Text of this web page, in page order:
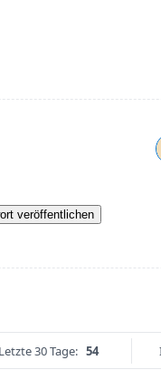
veröffentlichen
Letzte 30 Tage: 54